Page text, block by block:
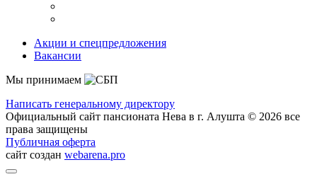
Акции и спецпредложения
Вакансии
Мы принимаем
Написать генеральному директору
Официальный сайт пансионата Нева в г. Алушта © 2026 все
права защищены
Публичная оферта
сайт создан webarena.pro